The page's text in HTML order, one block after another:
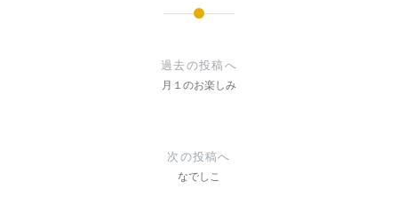
過去の投稿へ
月１のお楽しみ
次の投稿へ
なでしこ